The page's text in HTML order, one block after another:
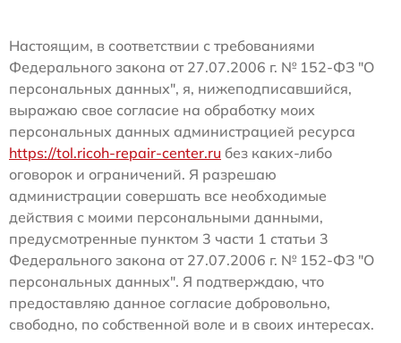
Настоящим, в соответствии с требованиями
Федерального закона от 27.07.2006 г. № 152-ФЗ "О
персональных данных", я, нижеподписавшийся,
выражаю свое согласие на обработку моих
персональных данных администрацией ресурса
https://tol.ricoh-repair-center.ru без каких-либо
оговорок и ограничений. Я разрешаю
администрации совершать все необходимые
действия с моими персональными данными,
предусмотренные пунктом 3 части 1 статьи 3
Федерального закона от 27.07.2006 г. № 152-ФЗ "О
персональных данных". Я подтверждаю, что
предоставляю данное согласие добровольно,
свободно, по собственной воле и в своих интересах.